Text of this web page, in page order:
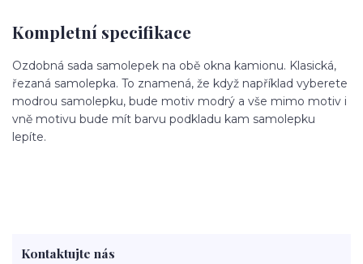
Kompletní specifikace
Ozdobná sada samolepek na obě okna kamionu. Klasická,
řezaná samolepka. To znamená, že když například vyberete
modrou samolepku, bude motiv modrý a vše mimo motiv i
vně motivu bude mít barvu podkladu kam samolepku
lepíte.
Kontaktujte nás